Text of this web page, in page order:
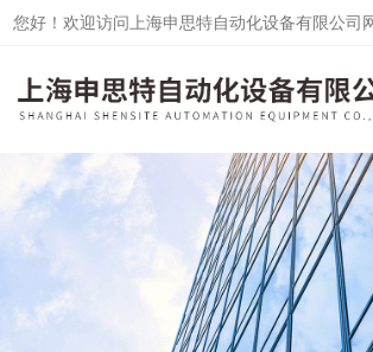
您好！欢迎访问上海申思特自动化设备有限公司